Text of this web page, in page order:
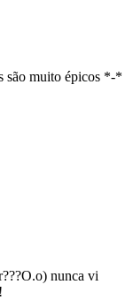
são muito épicos *-*
nunca vi